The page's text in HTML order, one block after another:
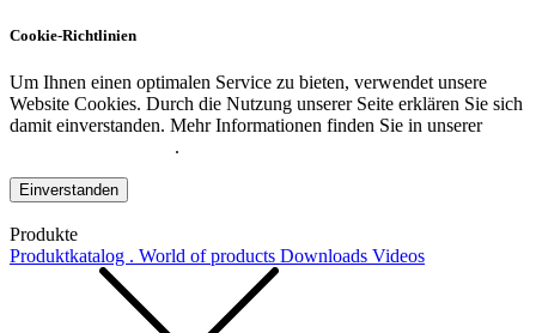
Cookie-Richtlinien
Um Ihnen einen optimalen Service zu bieten, verwendet unsere
Website Cookies. Durch die Nutzung unserer Seite erklären Sie sich
damit einverstanden. Mehr Informationen finden Sie in unserer
.
Einverstanden
Produkte
Produktkatalog . World of products Downloads Videos